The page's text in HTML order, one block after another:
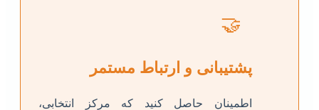
🤝
پشتیبانی و ارتباط مستمر
اطمینان حاصل کنید که مرکز انتخابی،